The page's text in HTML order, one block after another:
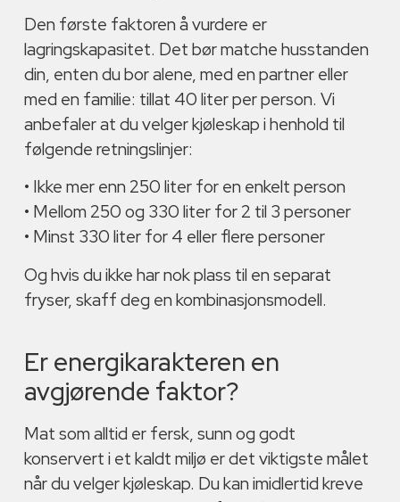
Den første faktoren å vurdere er
lagringskapasitet. Det bør matche husstanden
din, enten du bor alene, med en partner eller
med en familie: tillat 40 liter per person. Vi
anbefaler at du velger kjøleskap i henhold til
følgende retningslinjer:
• Ikke mer enn 250 liter for en enkelt person
• Mellom 250 og 330 liter for 2 til 3 personer
• Minst 330 liter for 4 eller flere personer
Og hvis du ikke har nok plass til en separat
fryser, skaff deg en kombinasjonsmodell.
Er energikarakteren en
avgjørende faktor?
Mat som alltid er fersk, sunn og godt
konservert i et kaldt miljø er det viktigste målet
når du velger kjøleskap. Du kan imidlertid kreve